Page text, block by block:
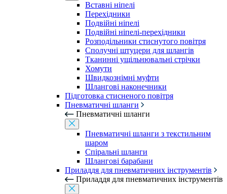
Вставні ніпелі
Перехідники
Подвійні ніпелі
Подвійні ніпелі-перехідники
Розподільники стиснутого повітря
Сполучні штуцери для шлангів
Тканинні ущільнювальні стрічки
Хомути
Швидкознімні муфти
Шлангові наконечники
Підготовка стисненого повітря
Пневматичні шланги
Пневматичні шланги
Пневматичні шланги з текстильним
шаром
Спіральні шланги
Шлангові барабани
Приладдя для пневматичних інструментів
Приладдя для пневматичних інструментів